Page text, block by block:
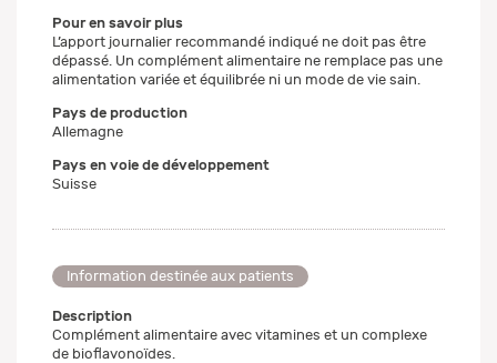
Pour en savoir plus
L’apport journalier recommandé indiqué ne doit pas être
dépassé. Un complément alimentaire ne remplace pas une
alimentation variée et équilibrée ni un mode de vie sain.
Pays de production
Allemagne
Pays en voie de développement
Suisse
Information destinée aux patients
Description
Complément alimentaire avec vitamines et un complexe
de bioflavonoïdes.